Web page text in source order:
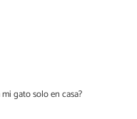
gato solo en casa?